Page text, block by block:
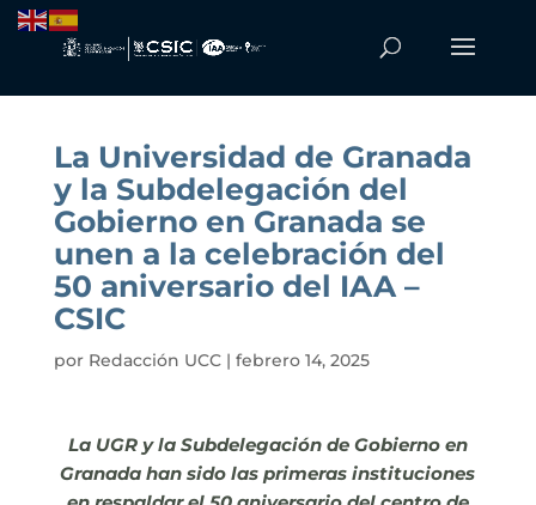
La Universidad de Granada
y la Subdelegación del
Gobierno en Granada se
unen a la celebración del
50 aniversario del IAA –
CSIC
por Redacción UCC| febrero 14, 2025
La UGR y la Subdelegación de Gobierno en
Granada han sido las primeras instituciones